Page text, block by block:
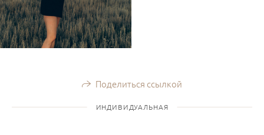
Поделиться ссылкой
ИНДИВИДУАЛЬНАЯ